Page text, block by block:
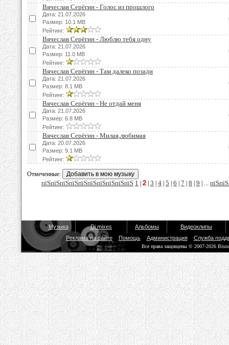
Вячеслав Серёгин - Голос из прошлого
Дата: 21.07.2026
Размер: 10.1 MB
Рейтинг:
Вячеслав Серёгин - Люблю тебя одну
Дата: 21.07.2026
Размер: 11.0 MB
Рейтинг:
Вячеслав Серёгин - Там далеко позади
Дата: 21.07.2026
Размер: 8.1 MB
Рейтинг:
Вячеслав Серёгин - Не отдай меня
Дата: 21.07.2026
Размер: 6.8 MB
Рейтинг:
Вячеслав Серёгин - Милая,любимая
Дата: 20.07.2026
Размер: 9.1 MB
Рейтинг:
Отмеченные:
пїЅпїЅпїЅпїЅпїЅпїЅпїЅпїЅпїЅпїЅ 1 2 3 4 5 6 7 8 9 | ...
Музыка Dj mixes Альбомы
Видеоклипы
Реклама на сайте
Помощь Администрация Служба
Все права защищены © 2007-2026